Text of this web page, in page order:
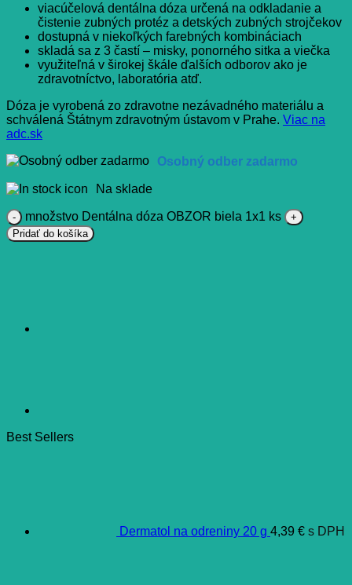
viacúčelová dentálna dóza určená na odkladanie a
čistenie zubných protéz a detských zubných strojčekov
dostupná v niekoľkých farebných kombináciach
skladá sa z 3 častí – misky, ponorného sitka a viečka
využiteľná v širokej škále ďalších odborov ako je
zdravotníctvo, laboratória atď.
Dóza je vyrobená zo zdravotne nezávadného materiálu a
schválená Štátnym zdravotným ústavom v Prahe. Viac na
adc.sk
Osobný odber zadarmo
Na sklade
množstvo Dentálna dóza OBZOR biela 1x1 ks
Pridať do košíka
Best Sellers
Dermatol na odreniny 20 g 4,39 € s DPH